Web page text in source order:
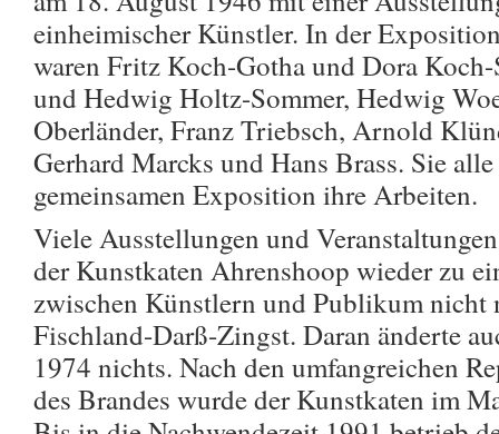
einheimischer Künstler. In der
waren Fritz Koch-Gotha und Dora
und Hedwig Holtz-Sommer, Hedwig
Oberländer, Franz Triebsch, Arnold
Gerhard Marcks und Hans Brass. Sie
gemeinsamen Exposition ihre Arbeiten.
Viele Ausstellungen und
der Kunstkaten Ahrenshoop wieder zu
zwischen Künstlern und Publikum nicht
Fischland-Darß-Zingst. Daran änderte
1974 nichts. Nach den umfangreichen
des Brandes wurde der Kunstkaten im